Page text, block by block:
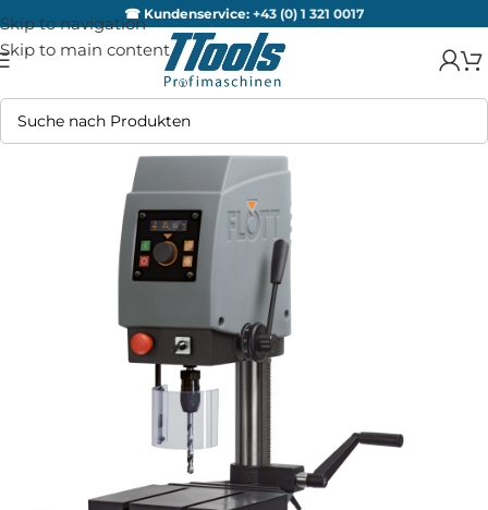
Skip to navigation
Skip to main content
☎ Kundenservice: +43 (0) 1 321 0017